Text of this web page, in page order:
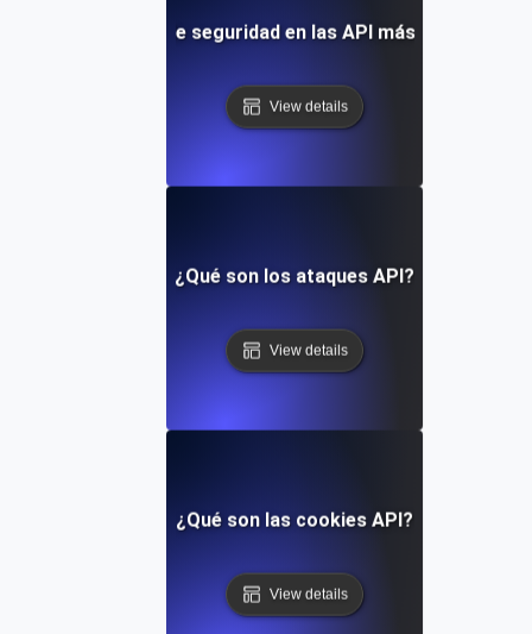
Riesgos de seguridad en las API más comunes
View details
¿Qué son los ataques API?
View details
¿Qué son las cookies API?
View details